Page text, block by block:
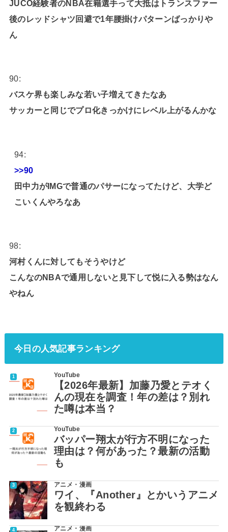
JUCO経験者のNBA在籍選手って大抵はトランスファー
後のレッドシャツ回避で1年腰掛けパターンばっかりや
ん
90:
バスケ界も楽しみな若い子増えてきたなあ
サッカーと同じでプロ化きっかけにレベル上がるんかな
94:
>>90
田中力がIMGで普通のパサーになってたけど、大学ど
こいくんやろなあ
98:
河村くんに対してもそうやけど
こんなのNBAで通用しないと見下して悦に入る勢はなん
やねん
今日の人気記事ランキング
YouTube
【2026年最新】加藤乃愛とテオく
んの現在を調査！年の差は？別れ
た噂は本当？
YouTube
バッパー翔太が行方不明になった
理由は？何があった？最新の活動
も
アニメ・漫画
ワイ、『Another』とかいうアニメ
を観終わる
アニメ・漫画